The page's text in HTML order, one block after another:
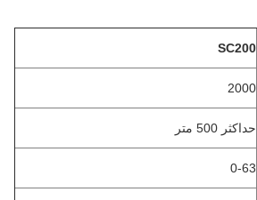
SC200
2000
حداکثر 500 متر
0-63